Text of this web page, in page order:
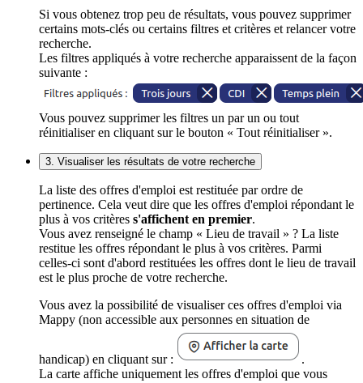
Si vous obtenez trop peu de résultats, vous pouvez supprimer
certains mots-clés ou certains filtres et critères et relancer votre
recherche.
Les filtres appliqués à votre recherche apparaissent de la façon
suivante :
Vous pouvez supprimer les filtres un par un ou tout
réinitialiser en cliquant sur le bouton « Tout réinitialiser ».
3. Visualiser les résultats de votre recherche
La liste des offres d'emploi est restituée par ordre de
pertinence. Cela veut dire que les offres d'emploi répondant le
plus à vos critères s'affichent en premier.
Vous avez renseigné le champ « Lieu de travail » ? La liste
restitue les offres répondant le plus à vos critères. Parmi
celles-ci sont d'abord restituées les offres dont le lieu de travail
est le plus proche de votre recherche.
Vous avez la possibilité de visualiser ces offres d'emploi via
Mappy (non accessible aux personnes en situation de
handicap) en cliquant sur :
.
La carte affiche uniquement les offres d'emploi que vous